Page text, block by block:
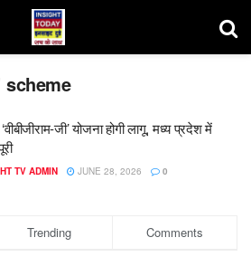
scheme
जी’ योजना होगी लागू, मध्य प्रदेश में
TV ADMIN JUNE 28, 2026 0
Trending Comments